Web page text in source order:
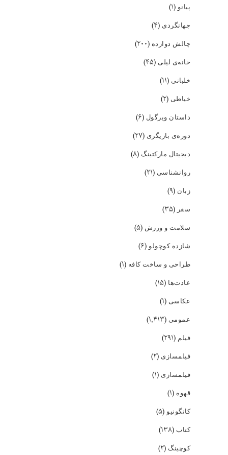
پیانو(۱)
جهانگردی (۴)
چالش دوازده (۲۰۰)
خانه‌ی لیلی (۴۵)
خلبانی (۱۱)
خیاطی (۲)
داستان ویرگول (۶)
دوره‌ی بازیگری (۲۷)
دیجیتال مارکتینگ (۸)
روانشناسی (۲۱)
زبان (۹)
سفر (۳۵)
سلامت و ورزش (۵)
شازده کوچولو(۶)
طراحی و ساخت کافه (۱)
عادت‌ها (۱۵)
عکاسی (۱)
عمومی (۱,۴۱۳)
فیلم (۲۹۱)
فیلمسازی (۲)
فیلمسازی (۱)
قهوه (۱)
کانگونیو(۵)
کتاب (۱۳۸)
کوچینگ (۲)